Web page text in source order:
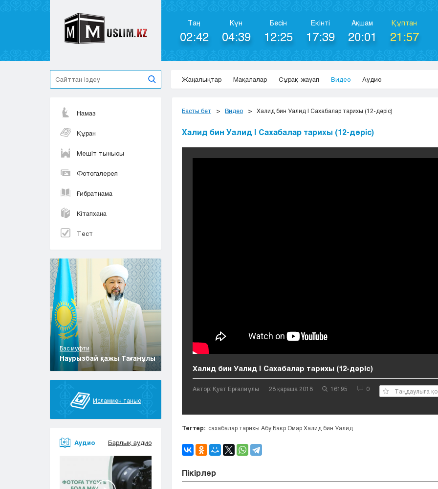
Таң
02:42
Күн
04:39
Бесін
12:25
Екінті
17:39
Ақшам
20:01
Құптан
21:57
Жаңалықтар Мақалалар Сұрақ-жауап Видео Аудио
Намаз
Құран
Мешіт тынысы
Фотогалерея
Ғибратнама
Кітапхана
Тест
Бас муфти
Наурызбай қажы Тағанұлы
Исламмен таныс
Аудио Барлық аудио
Басты бет Видео Халид бин Уалид | Cахабалар тарихы (12-дәріс)
Халид бин Уалид | Cахабалар тарихы (12-дәріс)
Халид бин Уалид | Cахабалар тарихы (12-дәріс)
Автор: Қуат Ерғалиұлы 28 қараша 2018 16195 0 Таңдаулыға
Тегтер: сахабалар тарихы Абу Бакр Омар Халид бин Уалид
Пікірлер